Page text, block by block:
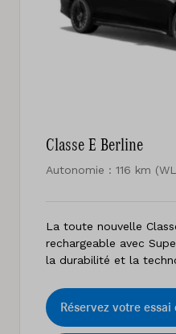
Classe E Berline
Autonomie : 116 km
La toute nouvelle
rechargeable avec
la durabilité et la
Réservez votre essai